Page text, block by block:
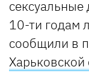
сексуальные
10-ти годам
сообщили в
Харьковской